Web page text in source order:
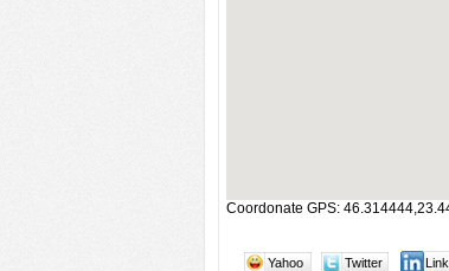
Coordonate GPS:
Yahoo Twitter